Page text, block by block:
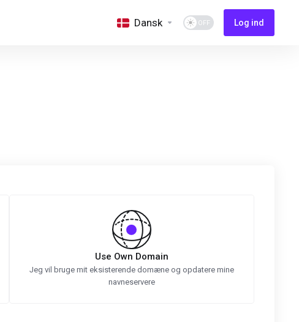
Dansk Log ind
Use Own Domain
Jeg vil bruge mit eksisterende domæne og opdatere mine
navneservere